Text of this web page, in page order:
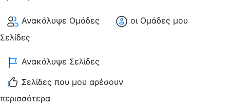
Ανακάλυψε Ομάδες
οι Ομάδες μου
Σελίδες
Ανακάλυψε Σελίδες
Σελίδες που μου αρέσουν
περισσότερα